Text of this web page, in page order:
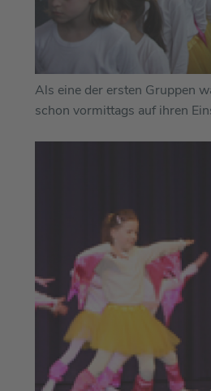
Als eine der ersten Gruppen
schon vormittags auf ihren